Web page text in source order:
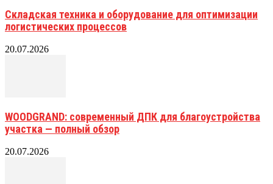
Складская техника и оборудование для оптимизации
логистических процессов
20.07.2026
WOODGRAND: современный ДПК для благоустройства
участка — полный обзор
20.07.2026